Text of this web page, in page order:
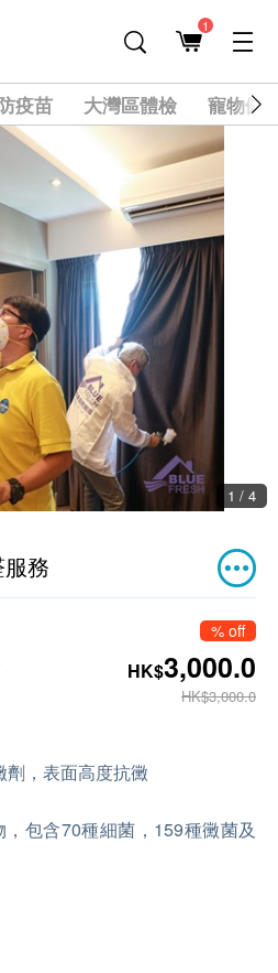
1
疫苗 大灣區體檢 寵物健
1 / 4
務
% off
HK$3,000.0
HK$3,000.0
，表面高度抗黴
， 包含70種細菌，159種黴菌及